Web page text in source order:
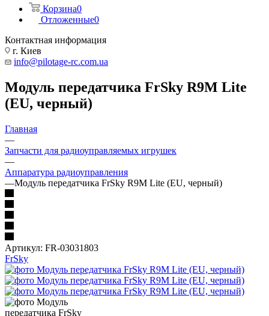
Корзина0
Отложенные0
Контактная информация
г. Киев
info@pilotage-rc.com.ua
Модуль передатчика FrSky R9M Lite
(EU, черный)
Главная
—
Запчасти для радиоуправляемых игрушек
—
Аппаратура радиоуправления
—Модуль передатчика FrSky R9M Lite (EU, черный)
Артикул: FR-03031803
FrSky